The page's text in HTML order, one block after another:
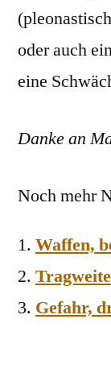
oder auch
eine
Danke an
Noch mehr
Waffen,
Tragweite
Gefahr,